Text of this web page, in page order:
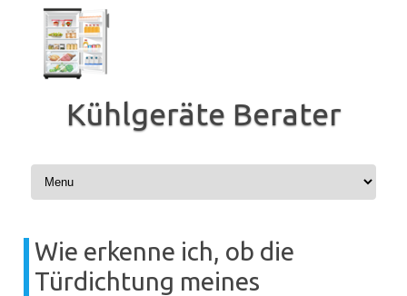
Zum
Inhalt
springen
Kühlgeräte Berater
Wie erkenne ich, ob die
Türdichtung meines